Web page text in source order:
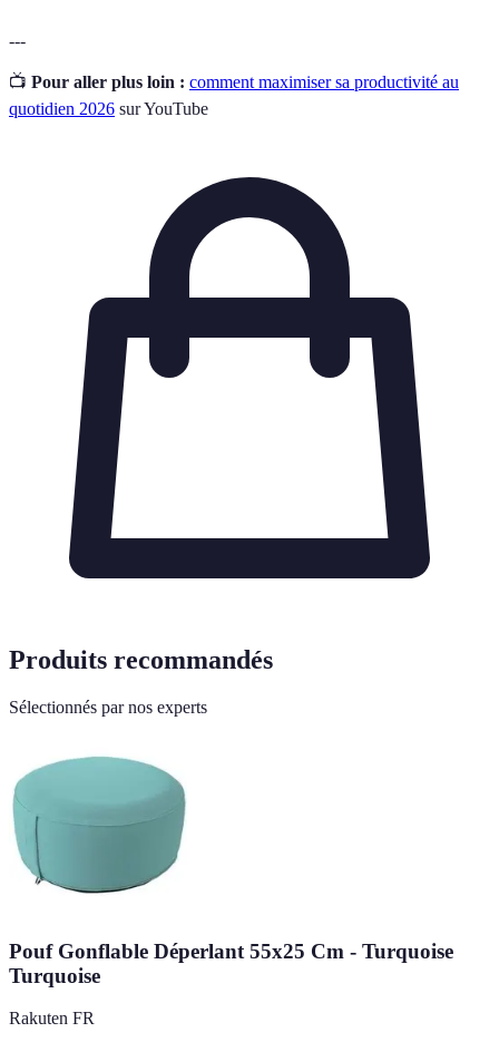
---
📺 Pour aller plus loin : comment maximiser sa productivité au
quotidien 2026 sur YouTube
Produits recommandés
Sélectionnés par nos experts
Pouf Gonflable Déperlant 55x25 Cm - Turquoise
Turquoise
Rakuten FR